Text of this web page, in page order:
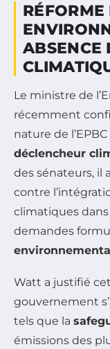
RÉFORME
ABSENCE
Le ministre de
récemment
nature de
déclencheur
des sénateurs, il
contre
climatiques
demandes
Watt a justifié
gouvernement
tels que la
émissions des